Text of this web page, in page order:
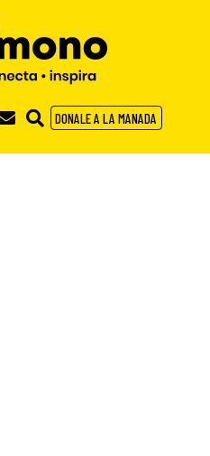
DONALE A LA MANADA